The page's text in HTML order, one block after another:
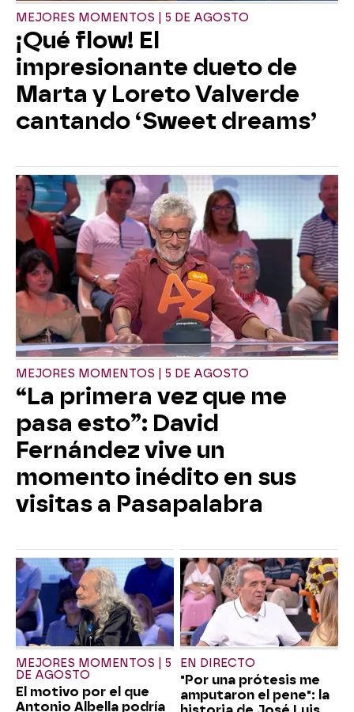
MEJORES MOMENTOS | 5 DE AGOSTO
¡Qué flow! El
impresionante dueto de
Marta y Loreto Valverde
cantando ‘Sweet dreams’
MEJORES MOMENTOS | 5 DE AGOSTO
“La primera vez que me
pasa esto”: David
Fernández vive un
momento inédito en sus
visitas a Pasapalabra
MEJORES MOMENTOS | 5
DE AGOSTO
El motivo por el que
Antonio Albella podría
EN DIRECTO
"Por una prótesis me
amputaron el pene": la